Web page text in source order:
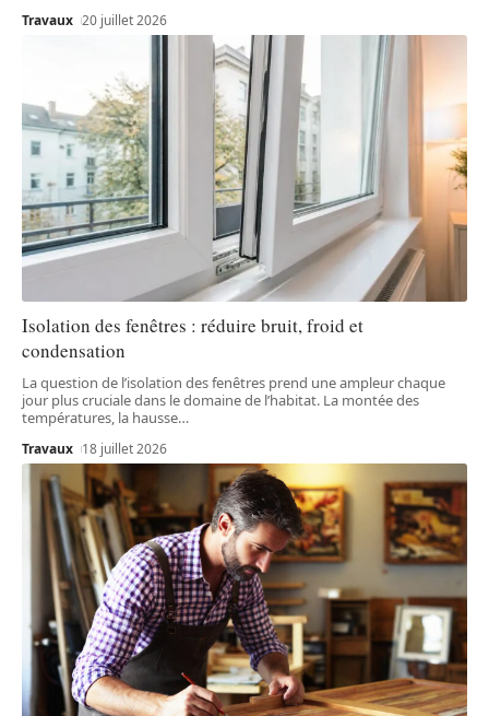
Travaux 20 juillet 2026
Isolation des fenêtres : réduire bruit, froid et
condensation
La question de l’isolation des fenêtres prend une ampleur chaque
jour plus cruciale dans le domaine de l’habitat. La montée des
températures, la hausse…
Travaux 18 juillet 2026